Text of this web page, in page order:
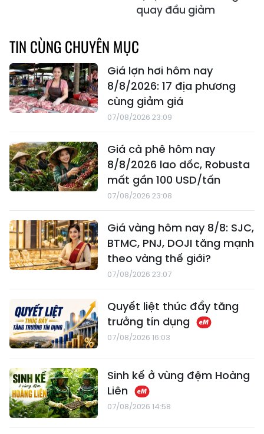
quay đầu giảm
TIN CÙNG CHUYÊN MỤC
Giá lợn hơi hôm nay
8/8/2026: 17 địa phương
cùng giảm giá
07/08/2026 23:09
Giá cà phê hôm nay
8/8/2026 lao dốc, Robusta
mất gần 100 USD/tấn
07/08/2026 23:08
Giá vàng hôm nay 8/8: SJC,
BTMC, PNJ, DOJI tăng mạnh
theo vàng thế giới?
07/08/2026 23:07
Quyết liệt thúc đẩy tăng
trưởng tín dụng
07/08/2026 16:03
Sinh kế ở vùng đệm Hoàng
Liên
07/08/2026 14:58